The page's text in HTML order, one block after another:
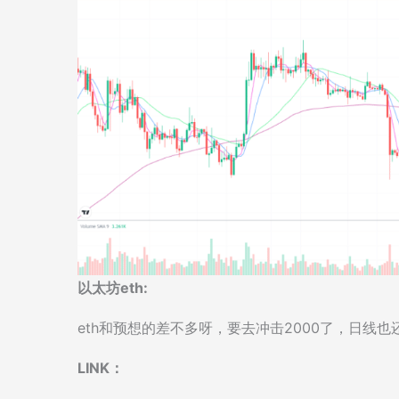
以太坊eth:
eth和预想的差不多呀，要去冲击2000了，日线也
LINK：